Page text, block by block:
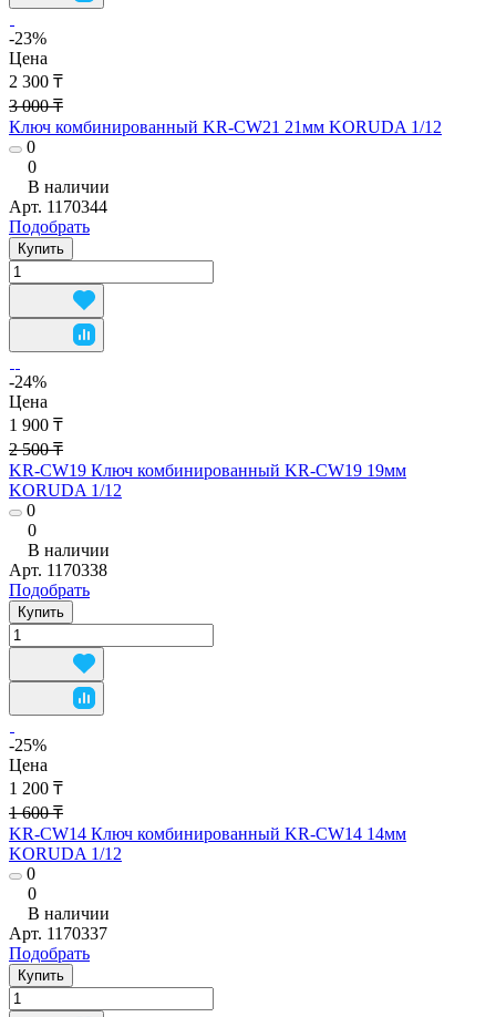
-23%
Цена
2 300 ₸
3 000 ₸
Ключ комбинированный KR-CW21 21мм KORUDA 1/12
0
0
В наличии
Арт. 1170344
Подобрать
Купить
-24%
Цена
1 900 ₸
2 500 ₸
KR-CW19 Ключ комбинированный KR-CW19 19мм
KORUDA 1/12
0
0
В наличии
Арт. 1170338
Подобрать
Купить
-25%
Цена
1 200 ₸
1 600 ₸
KR-CW14 Ключ комбинированный KR-CW14 14мм
KORUDA 1/12
0
0
В наличии
Арт. 1170337
Подобрать
Купить